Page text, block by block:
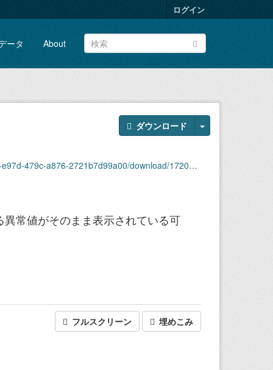
ログイン
ータ About
ダウンロード
2721b7d99a00/download/172014_rainfall_2019.csv
常値がそのまま表示されている可
フルスクリーン 埋めこみ